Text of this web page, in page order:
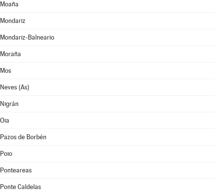
Moaña
Mondariz
Mondariz-Balneario
Moraña
Mos
Neves (As)
Nigrán
Oia
Pazos de Borbén
Poio
Ponteareas
Ponte Caldelas